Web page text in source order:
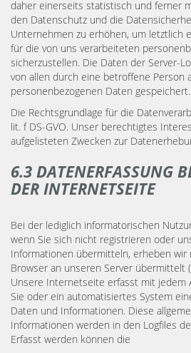
daher einerseits statistisch und ferner
den Datenschutz und die
Unternehmen zu erhöhen, um letztlich
für die von uns verarbeiteten
sicherzustellen. Die Daten der Server-
von allen durch eine betroffene Person
personenbezogenen Daten gespeichert.
Die Rechtsgrundlage für die
lit. f DS-GVO. Unser berechtigtes
aufgelisteten Zwecken zur
6.3 DATENERFASSUNG
DER INTERNETSEITE
Bei der lediglich informatorischen
wenn Sie sich nicht registrieren oder
Informationen übermitteln, erheben wir
Browser an unseren Server übermittelt
Unsere Internetseite erfasst mit jedem
Sie oder ein automatisiertes System
Daten und Informationen. Diese
Informationen werden in den Logfiles
Erfasst werden können die